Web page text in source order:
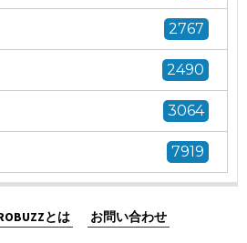
2767
2490
3064
7919
とは お問い合わせ